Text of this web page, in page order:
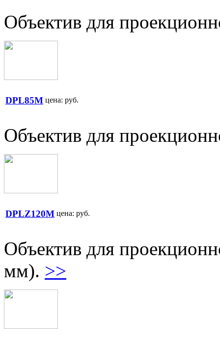
Объектив для
DPL85M цена: руб.
Объектив для
DPLZ120M цена: руб.
Объектив для
мм). >>